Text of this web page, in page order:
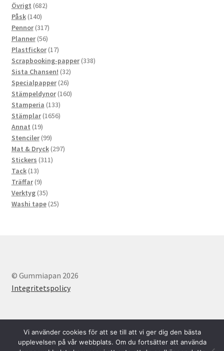
Övrigt 682682
Påsk 140140
produkter
Pennor 317317
produkter
Planner 5656
produkter
Plastfickor 1717
produkter
Scrapbooking-papper 338338
Sista Chansen! 3232
produkter
Specialpapper 2626
produkter
Stämpeldynor 160160
Stamperia 133133
produkter
Stämplar 16561656
Annat 1919
produkter
Stenciler 9999
produkter
Mat & Dryck 297297
Stickers 311311
Tack 1313
produkter
Träffar 99
produkter
Verktyg 3535
produkter
Washi tape 2525
© Gummiapan 2026
Integritetspolicy
Vi använder cookies för att se till att vi ger dig den bästa
upplevelsen på vår webbplats. Om du fortsätter att använda